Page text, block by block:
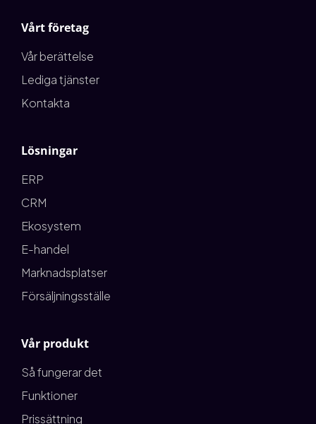
Vårt företag
Vår berättelse
Lediga tjänster
Kontakta
Lösningar
ERP
CRM
Ekosystem
E-handel
Marknadsplatser
Försäljningsställe
Vår produkt
Så fungerar det
Funktioner
Prissättning